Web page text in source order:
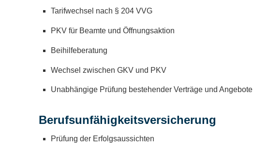
Tarifwechsel nach § 204 VVG
PKV für Beamte und Öffnungsaktion
Beihilfeberatung
Wechsel zwischen GKV und PKV
Unabhängige Prüfung bestehender Verträge und Angebote
Berufs­unfähig­keitsversicherung
Prüfung der Erfolgsaussichten